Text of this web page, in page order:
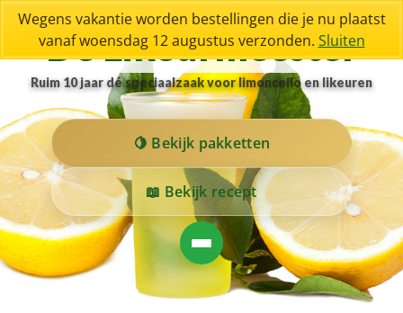
De Likeurmeester
Ruim 10 jaar dé speciaalzaak voor limoncello en likeuren
Bekijk pakketten
Bekijk recept
Wegens vakantie worden bestellingen die je nu plaatst
vanaf woensdag 12 augustus verzonden. Sluiten